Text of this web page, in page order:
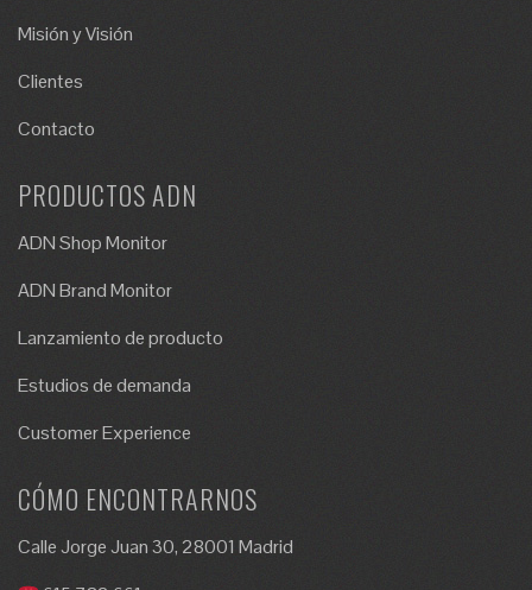
Misión y Visión
Clientes
Contacto
PRODUCTOS ADN
ADN Shop Monitor
ADN Brand Monitor
Lanzamiento de producto
Estudios de demanda
Customer Experience
CÓMO ENCONTRARNOS
Calle Jorge Juan 30, 28001 Madrid